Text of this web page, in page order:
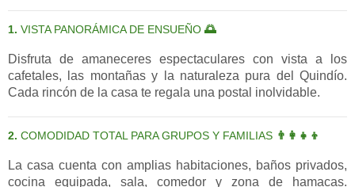
1. VISTA PANORÁMICA DE ENSUEÑO 🌅
Disfruta de amaneceres espectaculares con vista a los
cafetales, las montañas y la naturaleza pura del Quindío.
Cada rincón de la casa te regala una postal inolvidable.
2. COMODIDAD TOTAL PARA GRUPOS Y FAMILIAS 👨‍👩‍👧‍👦
La casa cuenta con amplias habitaciones, baños privados,
cocina equipada, sala, comedor y zona de hamacas.